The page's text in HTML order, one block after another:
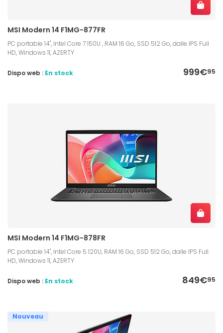
MSI Modern 14 F1MG-877FR
PC portable 14", Intel Core 7 150U , RAM 16 Go, SSD 512 Go, dalle IPS Full
HD, Windows 11, AZERTY
999€95
Dispo web : En stock
MSI Modern 14 F1MG-878FR
PC portable 14", Intel Core 5 120U, RAM 16 Go, SSD 512 Go, dalle IPS Full
HD, Windows 11, AZERTY
849€95
Dispo web : En stock
Nouveau